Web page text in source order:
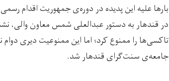
بارها علیه این پدیده در دوره‌ی جمهوریت اقدام
در قندهار به دستور عبدالعلی شمس معاون والی،
تاکسی‌ها را ممنوع کرد؛ اما این ممنوعیت دیری
جامعه‌ی سنت‌گرای قندهار شد.